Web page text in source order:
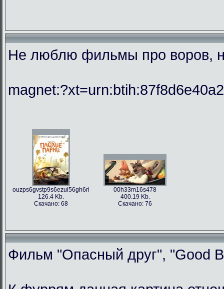
Не люблю фильмы про воров,
ouzps6gvstp9s6ezui56gh6ri
126.4 Kb.
Скачано: 68
00h33m16s478
400.19 Kb.
Скачано: 76
Фильм "Опасный друг", "Good